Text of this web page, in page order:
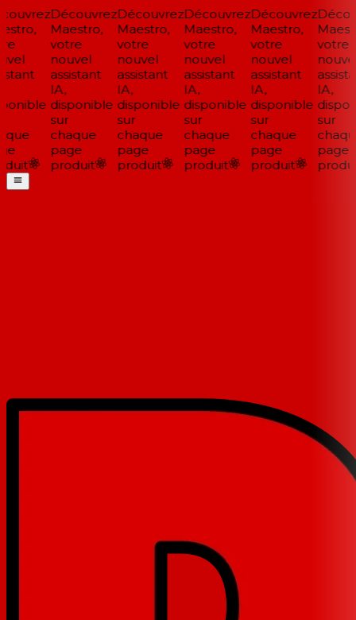
Découvrez
Maestro,
votre
nouvel
assistant
IA,
disponible
sur
chaque
page
produit
Découvrez
Maestro,
votre
nouvel
assistant
IA,
disponible
sur
chaque
page
produit
Découvrez
Maestro,
votre
nouvel
assistant
IA,
disponible
sur
chaque
page
produit
Découvrez
Maestro,
votre
nouvel
assistant
IA,
disponible
sur
chaque
page
produit
votre
nouvel
IA,
sur
page
produit